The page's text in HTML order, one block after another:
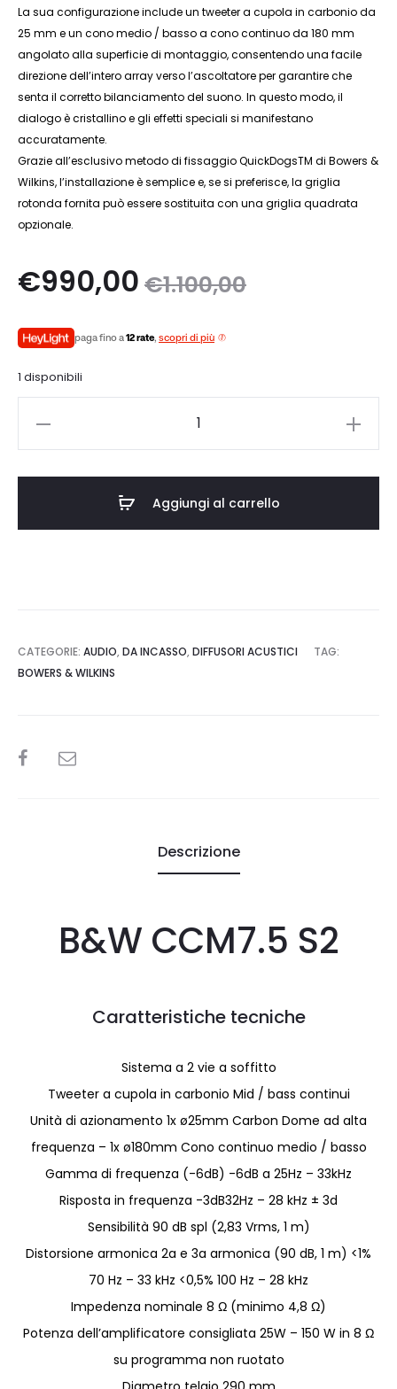
La sua configurazione include un tweeter a cupola in carbonio da
25 mm e un cono medio / basso a cono continuo da 180 mm
angolato alla superficie di montaggio, consentendo una facile
direzione dell’intero array verso l’ascoltatore per garantire che
senta il corretto bilanciamento del suono. In questo modo, il
dialogo è cristallino e gli effetti speciali si manifestano
accuratamente.
Grazie all’esclusivo metodo di fissaggio QuickDogsTM di Bowers &
Wilkins, l’installazione è semplice e, se si preferisce, la griglia
rotonda fornita può essere sostituita con una griglia quadrata
opzionale.
€1.100,00
Il
era:
€1.100,00.
€990,00
è:
paga fino a12 rate, scopri di più
1 disponibili
Aggiungi al carrello
CATEGORIE: AUDIO, DA INCASSO, DIFFUSORI ACUSTICI
TAG:
BOWERS & WILKINS
SHARE
Descrizione
B&W CCM7.5 S2
Caratteristiche tecniche
Sistema a 2 vie a soffitto
Tweeter a cupola in carbonio Mid / bass continui
Unità di azionamento 1x ø25mm Carbon Dome ad alta
frequenza – 1x ø180mm Cono continuo medio / basso
Gamma di frequenza (-6dB) -6dB a 25Hz – 33kHz
Risposta in frequenza -3dB32Hz – 28 kHz ± 3d
Sensibilità 90 dB spl (2,83 Vrms, 1 m)
Distorsione armonica 2a e 3a armonica (90 dB, 1 m) <1%
70 Hz – 33 kHz <0,5% 100 Hz – 28 kHz
Impedenza nominale 8 Ω (minimo 4,8 Ω)
Potenza dell’amplificatore consigliata 25W – 150 W in 8 Ω
su programma non ruotato